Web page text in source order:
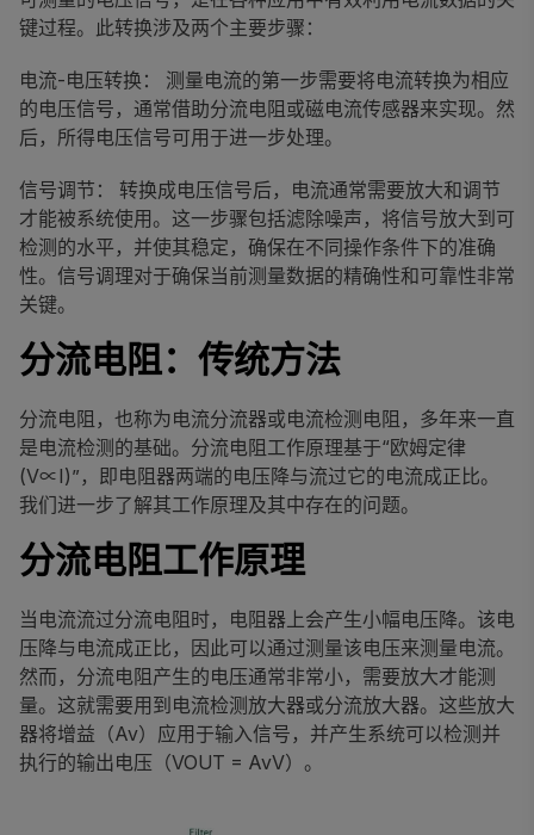
键过程。此转换涉及两个主要步骤：
电流-电压转换： 测量电流的第一步需要将电流转换为相应
的电压信号，通常借助分流电阻或磁电流传感器来实现。然
后，所得电压信号可用于进一步处理。
信号调节： 转换成电压信号后，电流通常需要放大和调节
才能被系统使用。这一步骤包括滤除噪声，将信号放大到可
检测的水平，并使其稳定，确保在不同操作条件下的准确
性。信号调理对于确保当前测量数据的精确性和可靠性非常
关键。
分流电阻：传统方法
分流电阻，也称为电流分流器或电流检测电阻，多年来一直
是电流检测的基础。分流电阻工作原理基于“欧姆定律
(V∝I)”，即电阻器两端的电压降与流过它的电流成正比。
我们进一步了解其工作原理及其中存在的问题。
分流电阻工作原理
当电流流过分流电阻时，电阻器上会产生小幅电压降。该电
压降与电流成正比，因此可以通过测量该电压来测量电流。
然而，分流电阻产生的电压通常非常小，需要放大才能测
量。这就需要用到电流检测放大器或分流放大器。这些放大
器将增益（Av）应用于输入信号，并产生系统可以检测并
执行的输出电压（VOUT = AvV）。